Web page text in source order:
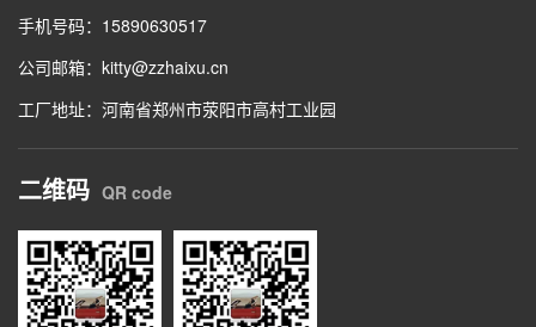
手机号码：15890630517
公司邮箱：kitty@zzhaixu.cn
工厂地址：河南省郑州市荥阳市高村工业园
二维码 QR code